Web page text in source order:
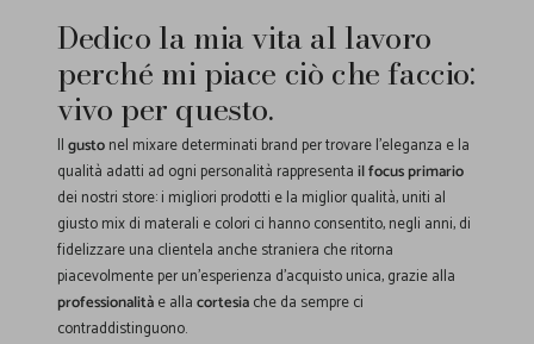
Dedico la mia vita al lavoro
perché mi piace ciò che faccio:
vivo per questo.
Ilgustonel mixare determinati brand per trovare l'eleganza e la
qualità adatti ad ogni personalità rappresentail focus primario
dei nostri store: i migliori prodotti e la miglior qualità, uniti al
giusto mix di materali e colori ci hanno consentito, negli anni, di
fidelizzare una clientela anche straniera che ritorna
piacevolmente per un'esperienza d'acquisto unica, grazie alla
professionalitàe allacortesiache da sempre ci
contraddistinguono.